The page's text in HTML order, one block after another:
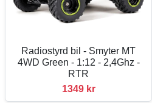
Radiostyrd bil - Smyter MT
4WD Green - 1:12 - 2,4Ghz -
RTR
1349 kr